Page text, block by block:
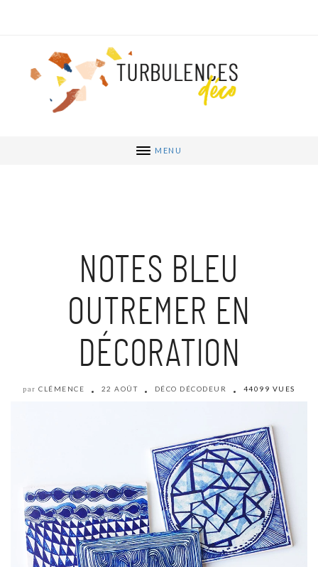
MENU
NOTES BLEU
OUTREMER EN
DÉCORATION
par CLÉMENCE 22 AOÛT DÉCO DÉCODEUR 44099 VUES